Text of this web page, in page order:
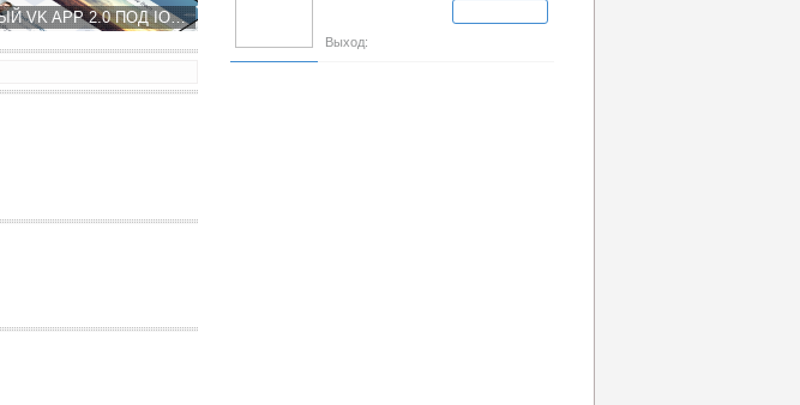
НОВЫЙ VK APP 2.0 ПОД IOS 7 ВЫХОДИТ НА СЛЕДУЮЩЕЙ НЕДЕЛЕ!
Выход: